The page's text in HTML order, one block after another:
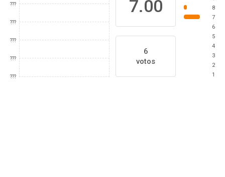
???
???
???
???
???
7.00
6
votos
8
7
6
5
4
3
2
1